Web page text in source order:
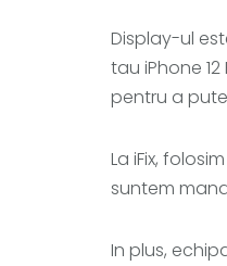
Display-ul
tau iPhone
pentru a
La iFix,
suntem
In plus,